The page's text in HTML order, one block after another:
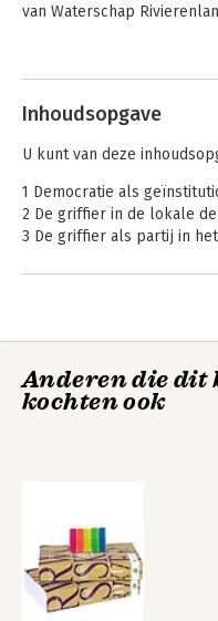
van Waterschap
Inhoudsopgave
U kunt van deze
1 Democratie als
2 De griffier in de lokale
3 De griffier als partij in
5 De griffier als mediator
8 De griffier en zijn
9 De vaardigheden en
Anderen die dit
kochten ook